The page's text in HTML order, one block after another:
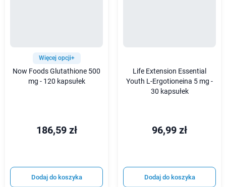
Więcej opcji+
Now Foods Glutathione 500
mg - 120 kapsułek
186,59 zł
Dodaj do koszyka
Life Extension Essential
Youth L-Ergotioneina 5 mg -
30 kapsułek
96,99 zł
Dodaj do koszyka